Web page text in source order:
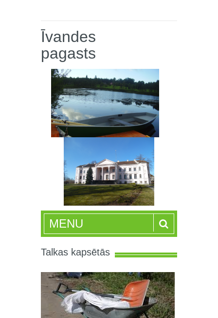
Īvandes
pagasts
MENU
Talkas kapsētās